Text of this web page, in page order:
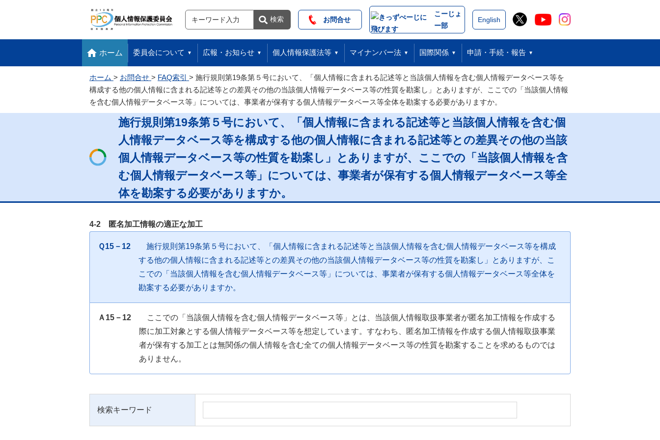
フッターへ移動します 閉じる
サイト内検索
検索 検索 お問合せ
こーじょ
ー部
English
ホーム 委員会について 広報・お知らせ 個人情報保護法等 マイナンバー法 国際関係 申請・手続・報告
ホーム お問合せ FAQ索引
施行規則第19条第５号において、「個人情報に含まれる記述等と当該個人情報を含む個人情報データベース等を
構成する他の個人情報に含まれる記述等との差異その他の当該個人情報データベース等の性質を勘案し」とありますが、ここでの「当該個人情報
を含む個人情報データベース等」については、事業者が保有する個人情報データベース等全体を勘案する必要がありますか。
施行規則第19条第５号において、「個人情報に含まれる記述等と当該個人情報を含む個
人情報データベース等を構成する他の個人情報に含まれる記述等との差異その他の当該
個人情報データベース等の性質を勘案し」とありますが、ここでの「当該個人情報を含
む個人情報データベース等」については、事業者が保有する個人情報データベース等全
体を勘案する必要がありますか。
4-2 匿名加工情報の適正な加工
Ｑ15－12
施行規則第19条第５号において、「個人情報に含まれる記述等と当該個人情報を含む個人情報データベース等を構成
する他の個人情報に含まれる記述等との差異その他の当該個人情報データベース等の性質を勘案し」とありますが、こ
こでの「当該個人情報を含む個人情報データベース等」については、事業者が保有する個人情報データベース等全体を
勘案する必要がありますか。
Ａ15－12
ここでの「当該個人情報を含む個人情報データベース等」とは、当該個人情報取扱事業者が匿名加工情報を作成する
際に加工対象とする個人情報データベース等を想定しています。すなわち、匿名加工情報を作成する個人情報取扱事業
者が保有する加工とは無関係の個人情報を含む全ての個人情報データベース等の性質を勘案することを求めるものでは
ありません。
検索キーワード